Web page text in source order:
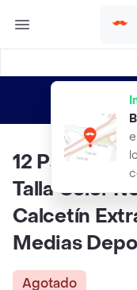
envíos
12 Pares
Talla Color
Calcetín
Medias
Agotado